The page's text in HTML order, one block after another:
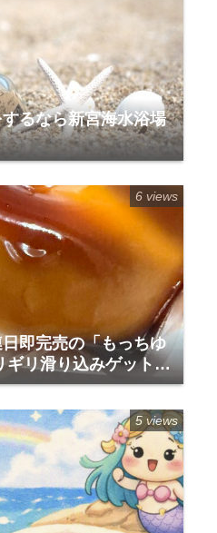
るなら新宮海水浴場
即完売の「もっちゆ
ギリ滑り込みゲットし
6 views
5 views